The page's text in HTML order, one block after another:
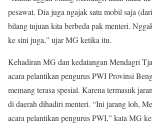
pesawat. Dia juga ngajak satu mobil saja
bilang tujuan kita berbeda pak menteri.
ke sini juga,” ujar MG ketika itu.
Kehadiran MG dan kedatangan Mendagri
acara pelantikan pengurus PWI Provinsi
memang terasa spesial. Karena termasuk
di daerah dihadiri menteri. “Ini jarang loh,
acara pelantikan pengurus PWI,” kata MG